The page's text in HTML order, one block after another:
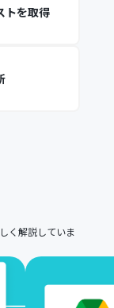
トを取得
く解説していま